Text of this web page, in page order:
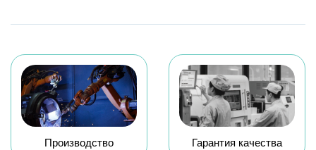
Производство Гарантия качества